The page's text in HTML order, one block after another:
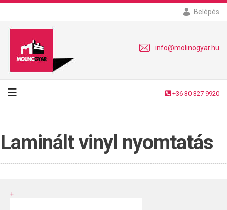
Belépés
info@molinogyar.hu
+36 30 327 9920
Laminált vinyl nyomtatás
+